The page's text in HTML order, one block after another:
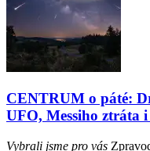
CENTRUM o páté:
UFO, Messiho ztráta
Vybrali jsme pro vás